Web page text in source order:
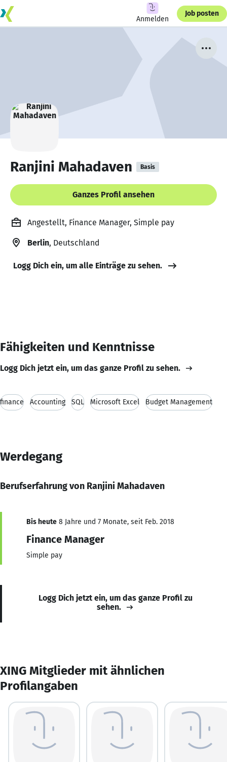
Anmelden
Job posten
Ranjini Mahadaven Basis
Ganzes Profil ansehen
Angestellt, Finance Manager, Simple pay
Berlin, Deutschland
Logg Dich ein, um alle Einträge zu sehen.
Fähigkeiten und Kenntnisse
Logg Dich jetzt ein, um das ganze Profil zu sehen.
finance Accounting SQL Microsoft Excel Budget Management
Werdegang
Berufserfahrung von Ranjini Mahadaven
Bis heute 8 Jahre und 7 Monate, seit Feb. 2018
Finance Manager
Simple pay
Logg Dich jetzt ein, um das ganze Profil zu
sehen.
XING Mitglieder mit ähnlichen
Profilangaben